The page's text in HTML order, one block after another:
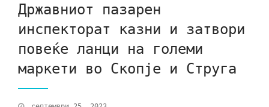
Државниот пазарен
инспекторат казни и затвори
повеќе ланци на големи
маркети во Скопје и Струга